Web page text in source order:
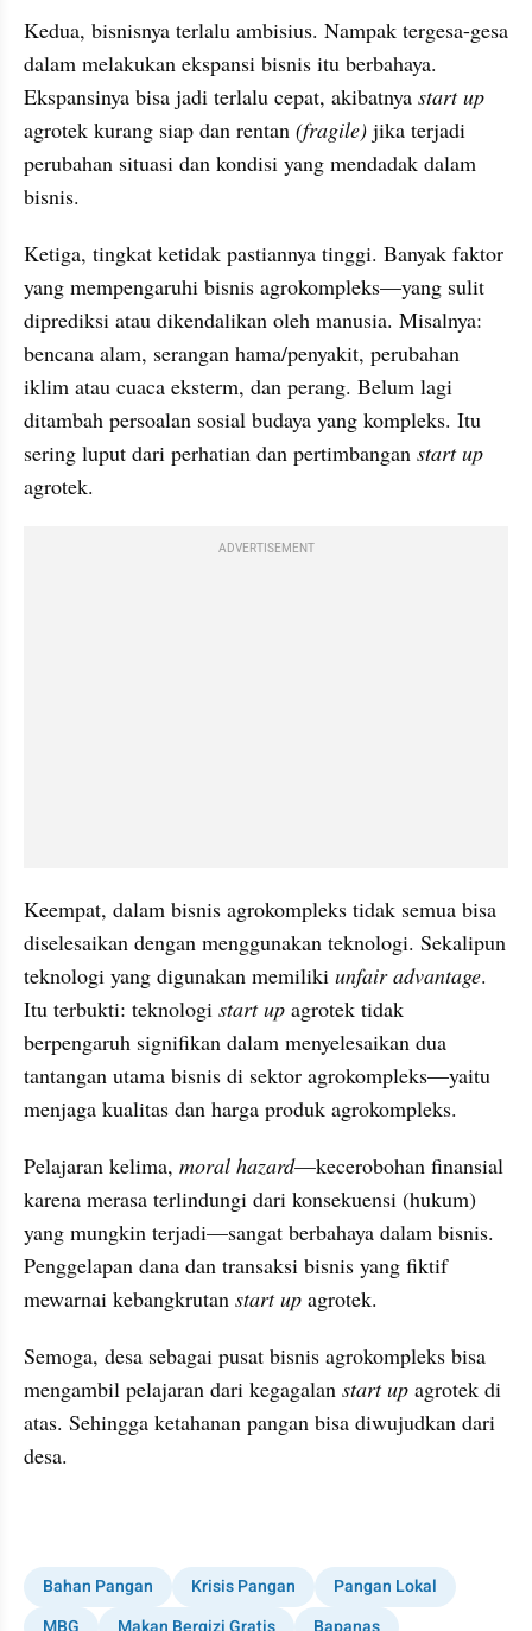
Kedua, bisnisnya terlalu ambisius. Nampak tergesa-gesa
dalam melakukan ekspansi bisnis itu berbahaya.
Ekspansinya bisa jadi terlalu cepat, akibatnya start up
agrotek kurang siap dan rentan (fragile) jika terjadi
perubahan situasi dan kondisi yang mendadak dalam
bisnis.
Ketiga, tingkat ketidak pastiannya tinggi. Banyak faktor
yang mempengaruhi bisnis agrokompleks—yang sulit
diprediksi atau dikendalikan oleh manusia. Misalnya:
bencana alam, serangan hama/penyakit, perubahan
iklim atau cuaca eksterm, dan perang. Belum lagi
ditambah persoalan sosial budaya yang kompleks. Itu
sering luput dari perhatian dan pertimbangan
agrotek.
ADVERTISEMENT
Keempat, dalam bisnis agrokompleks tidak semua bisa
diselesaikan dengan menggunakan teknologi. Sekalipun
teknologi yang digunakan memiliki unfair advantage.
Itu terbukti: teknologi start up agrotek tidak
berpengaruh signifikan dalam menyelesaikan dua
tantangan utama bisnis di sektor agrokompleks—yaitu
menjaga kualitas dan harga produk agrokompleks.
Pelajaran kelima, moral hazard—kecerobohan finansial
karena merasa terlindungi dari konsekuensi (hukum)
yang mungkin terjadi—sangat berbahaya dalam bisnis.
Penggelapan dana dan transaksi bisnis yang fiktif
mewarnai kebangkrutan start up agrotek.
Semoga, desa sebagai pusat bisnis agrokompleks bisa
mengambil pelajaran dari kegagalan start up agrotek di
atas. Sehingga ketahanan pangan bisa diwujudkan dari
desa.
Bahan Pangan Krisis Pangan
Pangan Lokal